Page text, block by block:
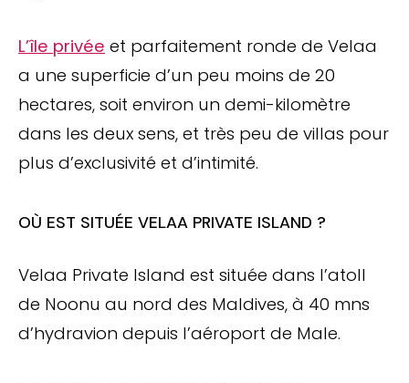
L’île privée et parfaitement ronde de Velaa
a une superficie d’un peu moins de 20
hectares, soit environ un demi-kilomètre
dans les deux sens, et très peu de villas pour
plus d’exclusivité et d’intimité.
OÙ EST SITUÉE VELAA PRIVATE ISLAND ?
Velaa Private Island est située dans l’atoll
de Noonu au nord des Maldives, à 40 mns
d’hydravion depuis l’aéroport de Male.